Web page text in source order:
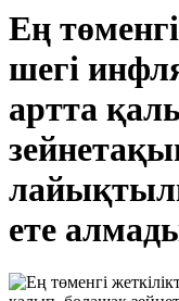
Ең
шегі
артта
ете